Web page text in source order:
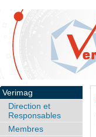
Verimag
Direction et
Responsables
Membres